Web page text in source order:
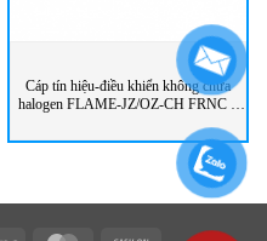
Cáp tín hiệu-điều khiển không chứa
halogen FLAME-JZ/OZ-CH FRNC –